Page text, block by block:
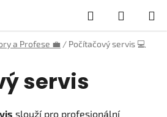
Hledat
KOŠÍK
a Profese 💼 / Počítačový servis 💻
servis
slouží pro profesionální